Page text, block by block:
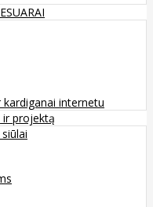
internetu
ir projektą